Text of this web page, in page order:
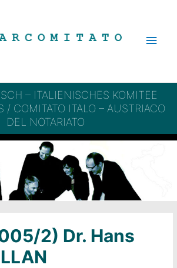
– ITALIENISCHES KOMITEE
/ COMITATO ITALO – AUSTRIACO
DEL NOTARIATO
2) Dr. Hans